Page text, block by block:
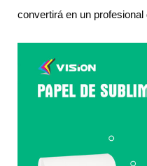
convertirá en un